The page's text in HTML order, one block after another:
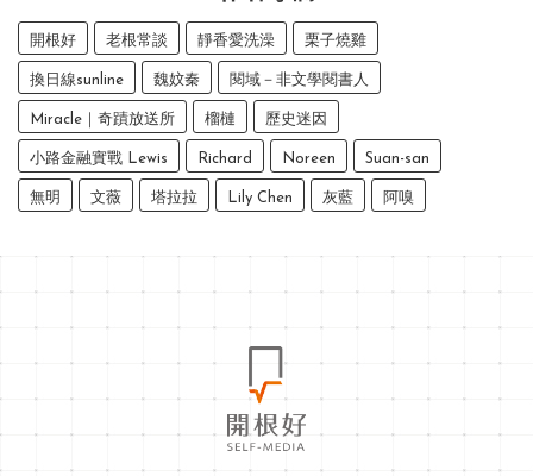
開根好 老根常談 靜香愛洗澡 栗子燒雞
換日線sunline 魏妏秦 閱域－非文學閱書人
Miracle｜奇蹟放送所 榴槤 歷史迷因
小路金融實戰 Lewis Richard Noreen Suan-san
無明 文薇 塔拉拉 Lily Chen 灰藍 阿嗅